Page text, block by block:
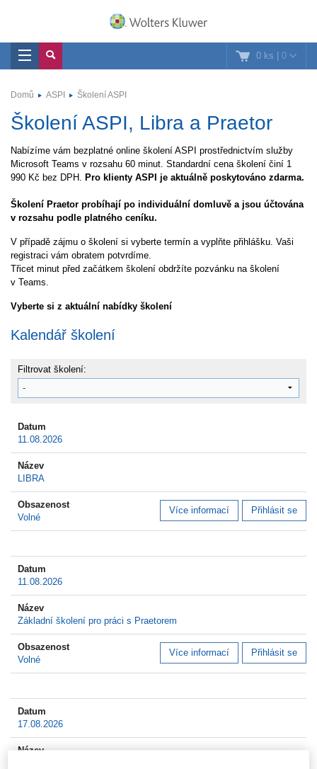
0 ks | 0
Domů ASPI Školení ASPI
Školení ASPI, Libra a Praetor
Nabízíme vám bezplatné online školení ASPI prostřednictvím služby
Microsoft Teams v rozsahu 60 minut. Standardní cena školení činí 1
990 Kč bez DPH. Pro klienty ASPI je aktuálně poskytováno zdarma.
Školení Praetor probíhají po individuální domluvě a jsou účtována
v rozsahu podle platného ceníku.
V případě zájmu o školení si vyberte termín a vyplňte přihlášku. Vaši
registraci vám obratem potvrdíme.
Třicet minut před začátkem školení obdržíte pozvánku na školení
v Teams.
Vyberte si z aktuální nabídky školení
Kalendář školení
Filtrovat školení:
11.08.2026
LIBRA
Volné
Více informací Přihlásit se
11.08.2026
Základní školení pro práci s Praetorem
Volné
Více informací Přihlásit se
17.08.2026